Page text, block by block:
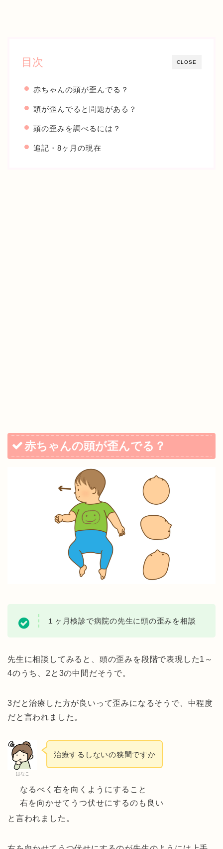
CLOSE
目次
赤ちゃんの頭が歪んでる？
頭が歪んでると問題がある？
頭の歪みを調べるには？
追記・8ヶ月の現在
赤ちゃんの頭が歪んでる？
１ヶ月検診で病院の先生に頭の歪みを相談
先生に相談してみると、頭の歪みを段階で表現した1～
4のうち、2と3の中間だそうで。
3だと治療した方が良いって歪みになるそうで、中程度
だと言われました。
はなこ
治療するしないの狭間ですか
なるべく右を向くようにすること
右を向かせてうつ伏せにするのも良い
と言われました。